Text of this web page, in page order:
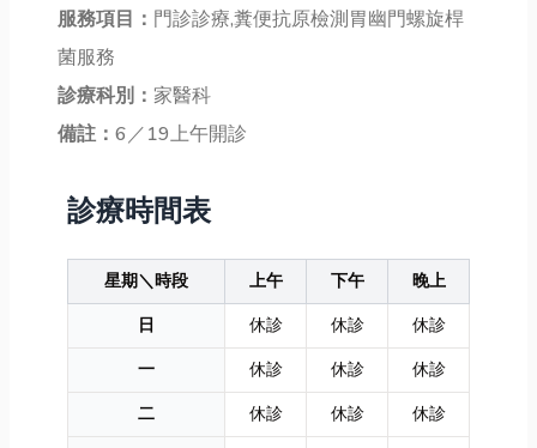
服務項目： 門診診療,糞便抗原檢測胃幽門螺旋桿
菌服務
診療科別： 家醫科
備註： 6／19上午開診
診療時間表
星期＼時段 上午 下午
晚上
日
休診 休診
休診
一
休診 休診
休診
二
休診 休診
休診